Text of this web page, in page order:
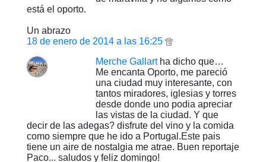
está el oporto.
Un abrazo
18 de enero de 2014 a las 16:25
Merche Gallartha dicho que…
Me encanta Oporto, me pareció
una ciudad muy interesante, con
tantos miradores, iglesias y torres
desde donde uno podia apreciar
las vistas de la ciudad. Y que
decir de las adegas? disfrute del vino y la comida
como siempre que he ido a Portugal.Este pais
tiene un aire de nostalgia me atrae. Buen reportaje
Paco... saludos y feliz domingo!